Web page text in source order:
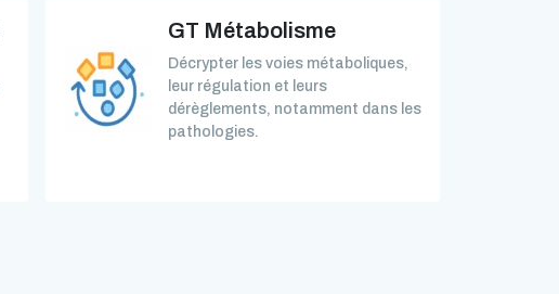
GT Métabolisme
Décrypter les voies métaboliques,
leur régulation et leurs
dérèglements, notamment dans les
pathologies.